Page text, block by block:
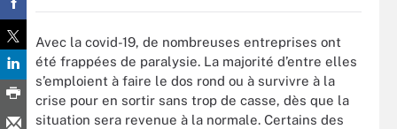
Avec la covid-19, de nombreuses entreprises ont
été frappées de paralysie. La majorité d’entre elles
s’emploient à faire le dos rond ou à survivre à la
crise pour en sortir sans trop de casse, dès que la
situation sera revenue à la normale. Certains des